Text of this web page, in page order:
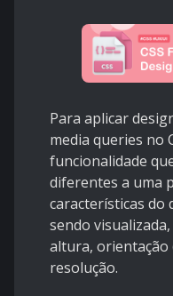
Para aplicar
media queries no
funcionalidade
diferentes a uma
características do
sendo
altura, orientação
resolução.